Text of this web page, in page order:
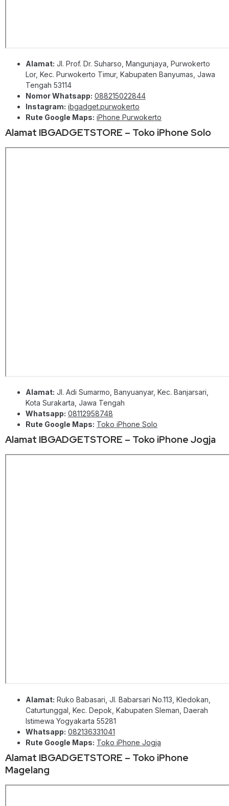
Alamat: Jl. Prof. Dr. Suharso, Mangunjaya, Purwokerto
Lor, Kec. Purwokerto Timur, Kabupaten Banyumas, Jawa
Tengah 53114
Nomor Whatsapp: 088215022844
Instagram: ibgadget.purwokerto
Rute Google Maps: iPhone Purwokerto
Alamat IBGADGETSTORE – Toko iPhone Solo
Alamat: Jl. Adi Sumarmo, Banyuanyar, Kec. Banjarsari,
Kota Surakarta, Jawa Tengah
Whatsapp: 08112958748
Rute Google Maps: Toko iPhone Solo
Alamat IBGADGETSTORE – Toko iPhone Jogja
Alamat: Ruko Babasari, Jl. Babarsari No.113, Kledokan,
Caturtunggal, Kec. Depok, Kabupaten Sleman, Daerah
Istimewa Yogyakarta 55281
Whatsapp: 082136331041
Rute Google Maps: Toko iPhone Jogja
Alamat IBGADGETSTORE – Toko iPhone
Magelang